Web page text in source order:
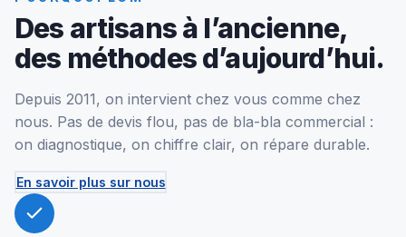
Des artisans à l’ancienne,
des méthodes d’aujourd’hui.
Depuis 2011, on intervient chez vous comme chez
nous. Pas de devis flou, pas de bla-bla commercial :
on diagnostique, on chiffre clair, on répare durable.
En savoir plus sur nous